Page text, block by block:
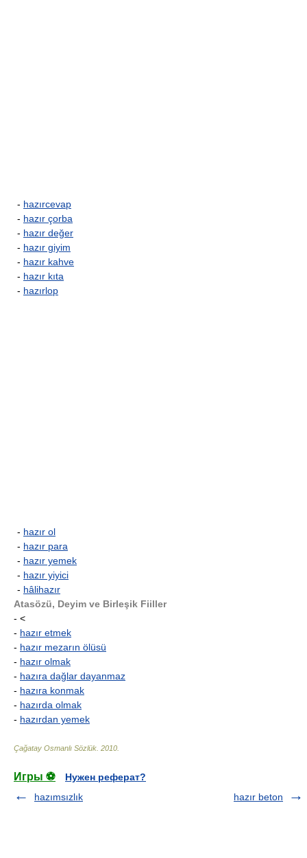
- hazırcevap
- hazır çorba
- hazır değer
- hazır giyim
- hazır kahve
- hazır kıta
- hazırlop
- hazır ol
- hazır para
- hazır yemek
- hazır yiyici
- hâlihazır
Atasözü, Deyim ve Birleşik Fiiller
- <
- hazır etmek
- hazır mezarın ölüsü
- hazır olmak
- hazıra dağlar dayanmaz
- hazıra konmak
- hazırda olmak
- hazırdan yemek
Çağatay Osmanlı Sözlük 2010
Игры ⚽
Нужен реферат?
hazımsızlık
hazır beton